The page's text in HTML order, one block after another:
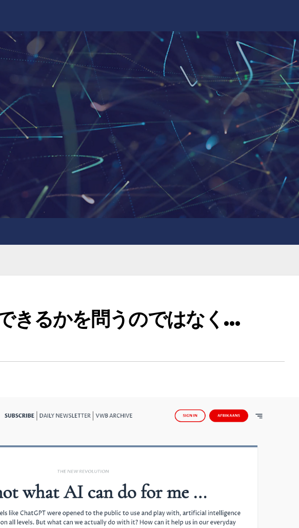
きるかを問うのではなく…